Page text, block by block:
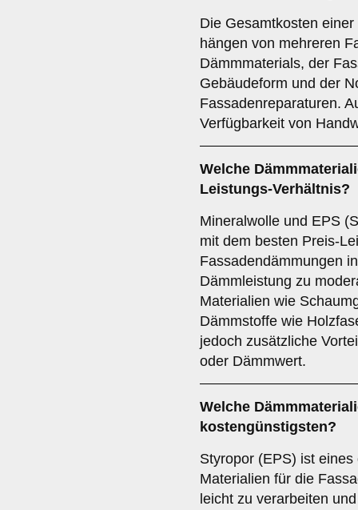
Die Gesamtkosten
hängen von mehreren
Dämmmaterials, der
Gebäudeform und der
Fassadenreparaturen.
Verfügbarkeit von
Welche
Leistungs-Verhältnis?
Mineralwolle und EPS
mit dem besten Preis-
Fassadendämmungen
Dämmleistung zu
Materialien wie
Dämmstoffe wie
jedoch zusätzliche
oder Dämmwert.
Welche
kostengünstigsten?
Styropor (EPS) ist
Materialien für die
leicht zu verarbeiten